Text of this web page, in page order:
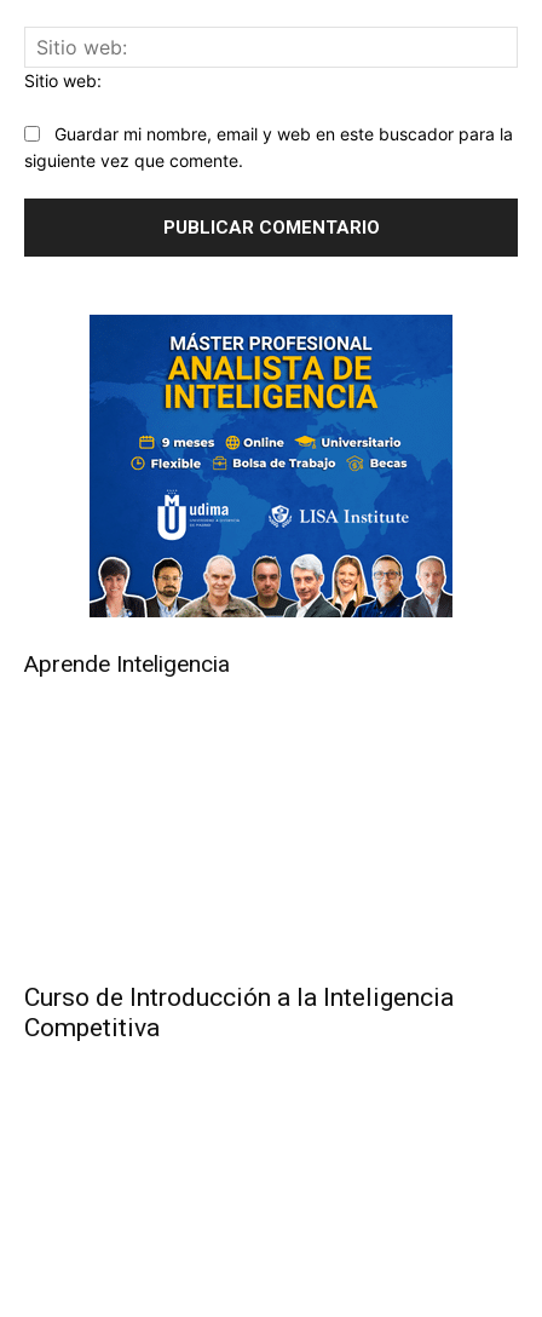
Sitio web:
Guardar mi nombre, email y web en este buscador para la
siguiente vez que comente.
Aprende Inteligencia
Curso de Introducción a la Inteligencia
Competitiva